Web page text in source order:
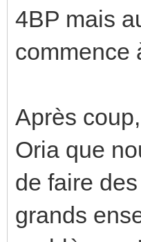
4BP mais
commence
Après
Oria que
de faire
grands